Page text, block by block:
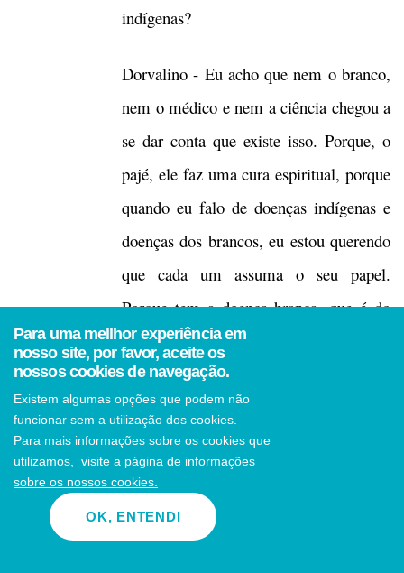
indígenas?
Dorvalino - Eu acho que nem o branco,
nem o médico e nem a ciência chegou a
se dar conta que existe isso. Porque, o
pajé, ele faz uma cura espiritual, porque
quando eu falo de doenças indígenas e
doenças dos brancos, eu estou querendo
que cada um assuma o seu papel.
Porque tem a doença branca, que é do
médico branco, e tem a doença
indígena, que é do indígena. E a cura a
essas doenças dos indígenas, e pode ser
até do branco, ela é descoberta [de
forma] muito oral. Quando eu falo da
oralidade, ali é a doença espiritual, falei
na última vez, que todas as coisas têm
Para uma mellhor experiência em
nosso site, por favor, aceite os
nossos cookies de navegação.
Existem algumas opções que podem não
funcionar sem a utilização dos cookies.
Para mais informações sobre os cookies que
utilizamos,
visite a página de informações
sobre os nossos cookies.
OK, ENTENDI